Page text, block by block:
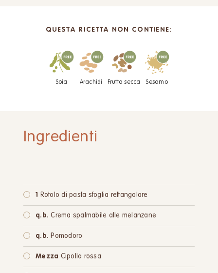
QUESTA RICETTA NON CONTIENE:
Soia Arachidi Frutta secca Sesamo
Ingredienti
1 Rotolo di pasta sfoglia rettangolare
q.b. Crema spalmabile alle melanzane
q.b. Pomodoro
Mezza Cipolla rossa